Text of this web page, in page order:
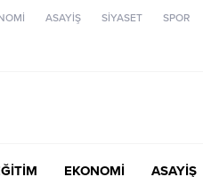
ASAYİŞ SİYASET SPOR
EKONOMİ ASAYİŞ